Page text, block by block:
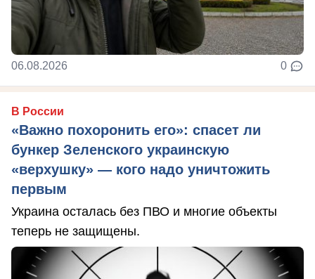
06.08.2026 0
В России
«Важно похоронить его»: спасет ли
бункер Зеленского украинскую
«верхушку» — кого надо уничтожить
первым
Украина осталась без ПВО и многие объекты
теперь не защищены.